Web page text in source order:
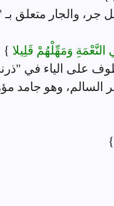
والجار متعلق بـ
وَمَهِّلْهُمْ قَلِيلا }
على الياء في
السالم، وهو
}